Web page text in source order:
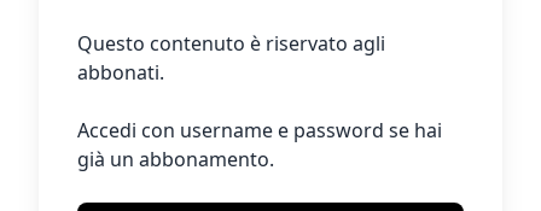
Questo contenuto è riservato agli
abbonati.
Accedi con username e password se hai
già un abbonamento.